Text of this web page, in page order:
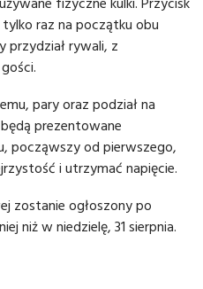
raz na początku obu
przydział rywali, z
pary oraz podział na
prezentowane
począwszy od pierwszego,
i utrzymać napięcie.
zostanie ogłoszony po
niż w niedzielę, 31 sierpnia.